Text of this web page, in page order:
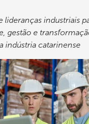
lideranças industriais
gestão e
indústria catarinense